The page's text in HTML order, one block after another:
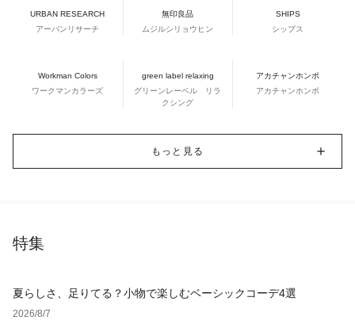
URBAN RESEARCH
アーバンリサーチ
無印良品
ムジルシリョウヒン
SHIPS
シップス
Workman Colors
ワークマンカラーズ
green label relaxing
グリーンレーベル リラ
クシング
アカチャンホンポ
アカチャンホンポ
もっと見る
特集
夏らしさ、足りてる？小物で楽しむベーシックコーデ4選
2026/8/7